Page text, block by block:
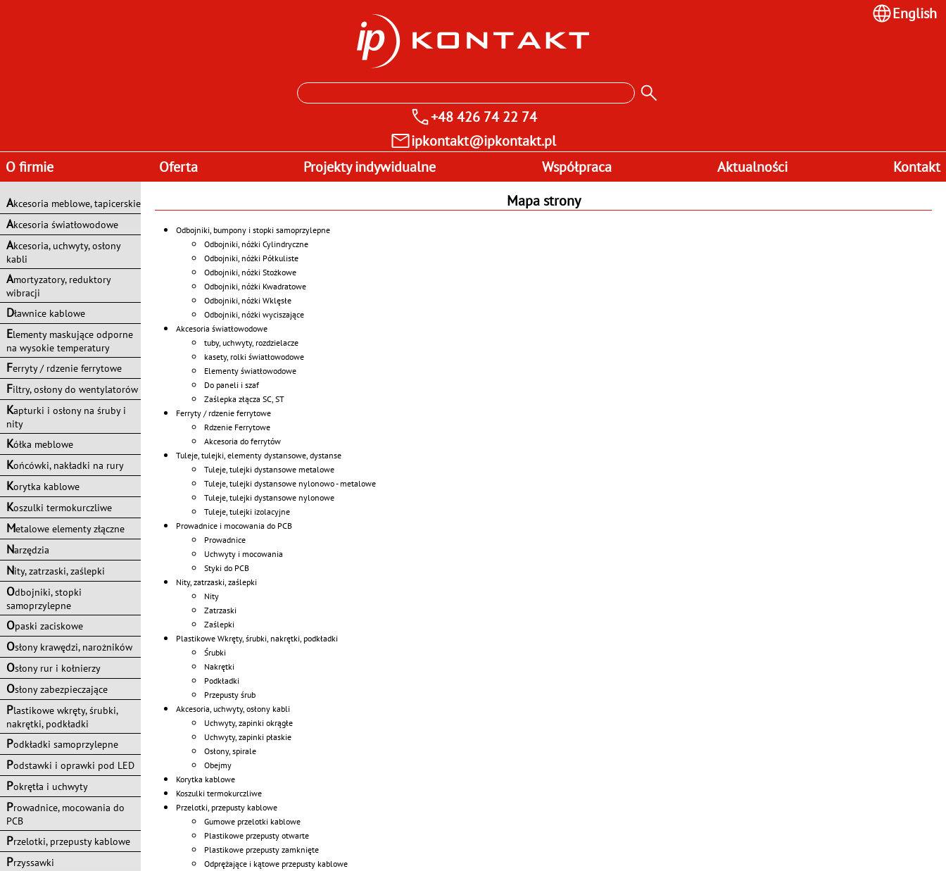
+48 426 74 22 74
ipkontakt@ipkontakt.pl
English
O firmie Oferta Projekty indywidualne Współpraca Aktualności Kontakt
Akcesoria meblowe, tapicerskie
Akcesoria światłowodowe
Akcesoria, uchwyty, osłony
kabli
Amortyzatory, reduktory
wibracji
Dławnice kablowe
Elementy maskujące odporne
na wysokie temperatury
Ferryty / rdzenie ferrytowe
Filtry, osłony do wentylatorów
Kapturki i osłony na śruby i
nity
Kółka meblowe
Końcówki, nakładki na rury
Korytka kablowe
Koszulki termokurczliwe
Metalowe elementy złączne
Narzędzia
Nity, zatrzaski, zaślepki
Odbojniki, stopki
samoprzylepne
Opaski zaciskowe
Osłony krawędzi, narożników
Osłony rur i kołnierzy
Osłony zabezpieczające
Plastikowe wkręty, śrubki,
nakrętki, podkładki
Podkładki samoprzylepne
Podstawki i oprawki pod LED
Pokrętła i uchwyty
Prowadnice, mocowania do
PCB
Przelotki, przepusty kablowe
Przyssawki
Mapa strony
Odbojniki, bumpony i stopki samoprzylepne
Odbojniki, nóżki Cylindryczne
Odbojniki, nóżki Półkuliste
Odbojniki, nóżki Stożkowe
Odbojniki, nóżki Kwadratowe
Odbojniki, nóżki Wklęsłe
Odbojniki, nóżki wyciszające
Akcesoria światłowodowe
tuby, uchwyty, rozdzielacze
kasety, rolki światłowodowe
Elementy światłowodowe
Do paneli i szaf
Zaślepka złącza SC, ST
Ferryty / rdzenie ferrytowe
Rdzenie Ferrytowe
Akcesoria do ferrytów
Tuleje, tulejki, elementy dystansowe, dystanse
Tuleje, tulejki dystansowe metalowe
Tuleje, tulejki dystansowe nylonowo - metalowe
Tuleje, tulejki dystansowe nylonowe
Tuleje, tulejki izolacyjne
Prowadnice i mocowania do PCB
Prowadnice
Uchwyty i mocowania
Styki do PCB
Nity, zatrzaski, zaślepki
Nity
Zatrzaski
Zaślepki
Plastikowe Wkręty, śrubki, nakrętki, podkładki
Śrubki
Nakrętki
Podkładki
Przepusty śrub
Akcesoria, uchwyty, osłony kabli
Uchwyty, zapinki okrągłe
Uchwyty, zapinki płaskie
Osłony, spirale
Obejmy
Korytka kablowe
Koszulki termokurczliwe
Przelotki, przepusty kablowe
Gumowe przelotki kablowe
Plastikowe przepusty otwarte
Plastikowe przepusty zamknięte
Odprężające i kątowe przepusty kablowe